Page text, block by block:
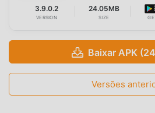
3.9.0.2
VERSION
24.05MB
SIZE
Baixar APK
Versões